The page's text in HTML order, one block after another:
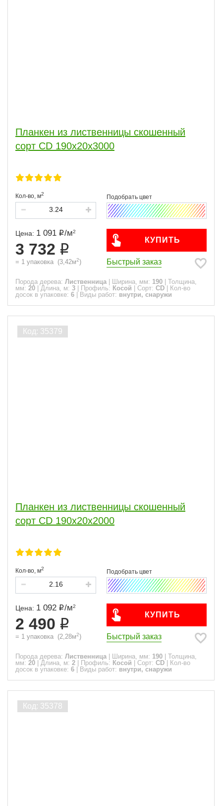
Планкен из лиственницы скошенный
сорт CD 190x20x3000
Кол-во, м2
Цена: 1 091 /м2
3 732
= 1 упаковка (3,42м2)
КУПИТЬ
Быстрый заказ
Порода дерева: Лиственница Ширина, мм: 190
Толщина,
мм: 20 Длина, м: 3 Профиль: Косой Сорт: CD
Кол-во
досок в упаковке: 6 Виды работ: внутри, снаружи
Планкен из лиственницы скошенный
сорт CD 190x20x2000
Кол-во, м2
Цена: 1 092 /м2
2 490
= 1 упаковка (2,28м2)
КУПИТЬ
Быстрый заказ
Порода дерева: Лиственница Ширина, мм: 190
Толщина,
мм: 20 Длина, м: 2 Профиль: Косой Сорт: CD
Кол-во
досок в упаковке: 6 Виды работ: внутри, снаружи